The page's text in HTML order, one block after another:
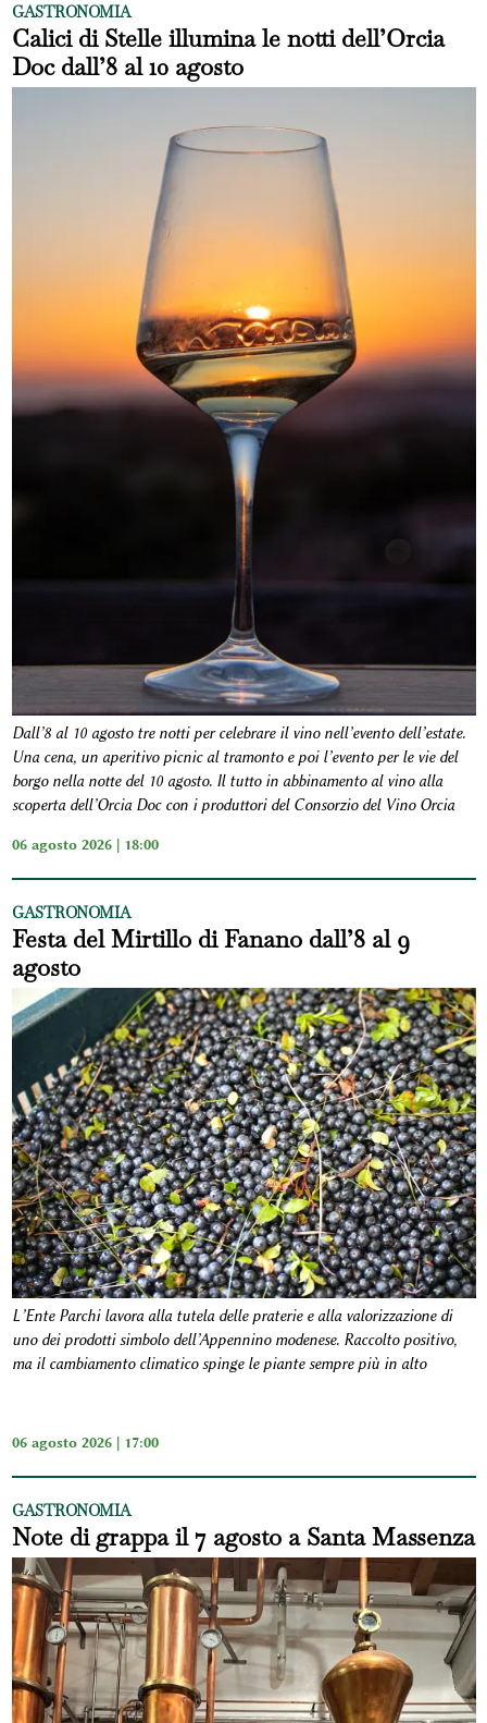
GASTRONOMIA
Calici di Stelle illumina le notti dell’Orcia
Doc dall’8 al 10 agosto
Dall’8 al 10 agosto tre notti per celebrare il vino nell’evento dell’estate.
Una cena, un aperitivo picnic al tramonto e poi l’evento per le vie del
borgo nella notte del 10 agosto. Il tutto in abbinamento al vino alla
scoperta dell’Orcia Doc con i produttori del Consorzio del Vino Orcia
06 agosto 2026 | 18:00
GASTRONOMIA
Festa del Mirtillo di Fanano dall’8 al 9
agosto
L’Ente Parchi lavora alla tutela delle praterie e alla valorizzazione di
uno dei prodotti simbolo dell’Appennino modenese. Raccolto positivo,
ma il cambiamento climatico spinge le piante sempre più in alto
06 agosto 2026 | 17:00
GASTRONOMIA
Note di grappa il 7 agosto a Santa Massenza